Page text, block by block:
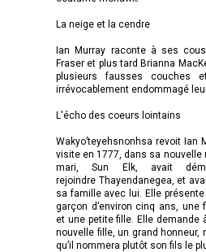
La neige et la cendre
Ian Murray raconte à ses
Fraser et plus tard Brianna
plusieurs fausses couches
irrévocablement endommagé
L'écho des coeurs lointains
Wakyo’teyehsnonhsa revoit Ian
visite en 1777, dans sa nouvelle
mari, Sun Elk, avait
rejoindre Thayendanegea, et
sa famille avec lui. Elle
garçon d’environ cinq ans, une
et une petite fille. Elle demande
nouvelle fille, un grand honneur,
qu’il nommera plutôt son fils le